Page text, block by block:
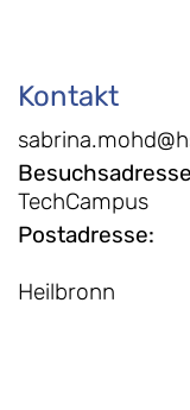
Kontakt
Besuchsadresse
TechCampus
Postadresse:
Heilbronn